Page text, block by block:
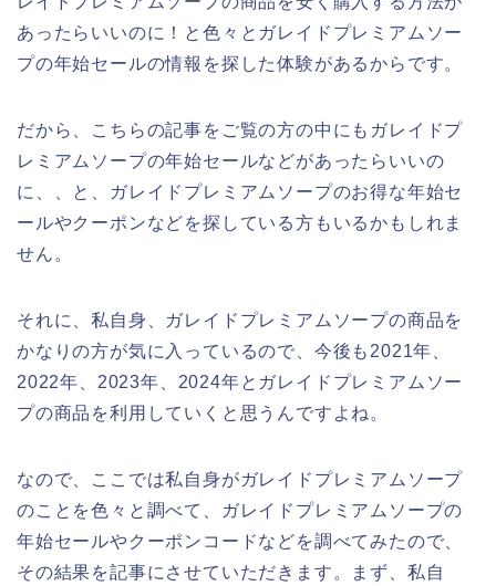
あったらいいのに！と色々とガレイドプレミアムソー
プの年始セールの情報を探した体験があるからです。
だから、こちらの記事をご覧の方の中にもガレイドプ
レミアムソープの年始セールなどがあったらいいの
に、、と、ガレイドプレミアムソープのお得な年始セ
ールやクーポンなどを探している方もいるかもしれま
せん。
それに、私自身、ガレイドプレミアムソープの商品を
かなりの方が気に入っているので、今後も2021年、
2022年、2023年、2024年とガレイドプレミアムソー
プの商品を利用していくと思うんですよね。
なので、ここでは私自身がガレイドプレミアムソープ
のことを色々と調べて、ガレイドプレミアムソープの
年始セールやクーポンコードなどを調べてみたので、
その結果を記事にさせていただきます。まず、私自